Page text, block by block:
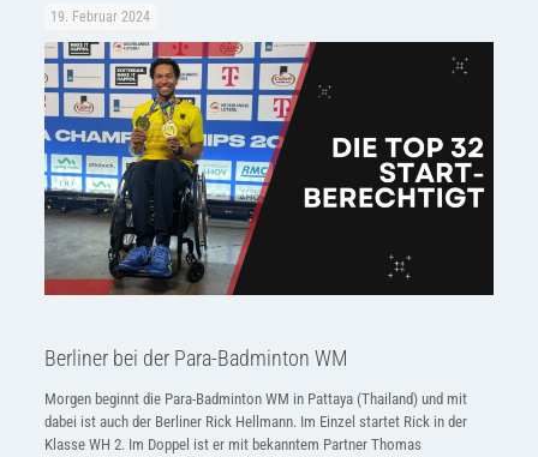
19. Februar 2024
Berliner bei der Para-Badminton WM
Morgen beginnt die Para-Badminton WM in Pattaya (Thailand) und mit
dabei ist auch der Berliner Rick Hellmann. Im Einzel startet Rick in der
Klasse WH 2. Im Doppel ist er mit bekanntem Partner Thomas